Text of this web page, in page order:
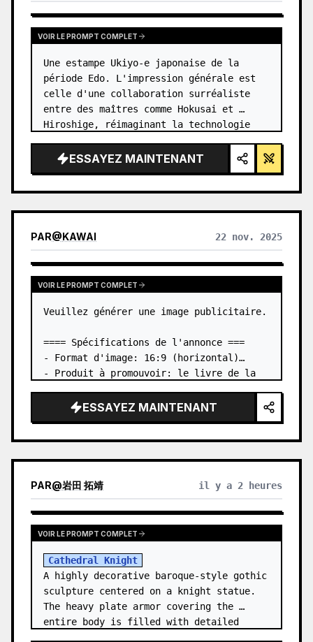
VOIR LE PROMPT COMPLET
Une estampe Ukiyo-e japonaise de la
période Edo. L'impression générale est
celle d'une collaboration surréaliste
entre des maîtres comme Hokusai et
Hiroshige, réimaginant la technologie
ESSAYEZ MAINTENANT
PAR@KAWAI 22 nov. 2025
VOIR LE PROMPT COMPLET
Veuillez générer une image publicitaire.
==== Spécifications de l'annonce ===
- Format d'image: 16:9 (horizontal)
- Produit à promouvoir: le livre de la
- Élément principal: placer le livre de
la première image jointe en trois
ESSAYEZ MAINTENANT
PAR@岩田 拓靖 il y a 2 heures
VOIR LE PROMPT COMPLET
Cathedral Knight
A highly decorative baroque-style gothic
sculpture centered on a knight statue.
The heavy plate armor covering the
entire body is filled with detailed